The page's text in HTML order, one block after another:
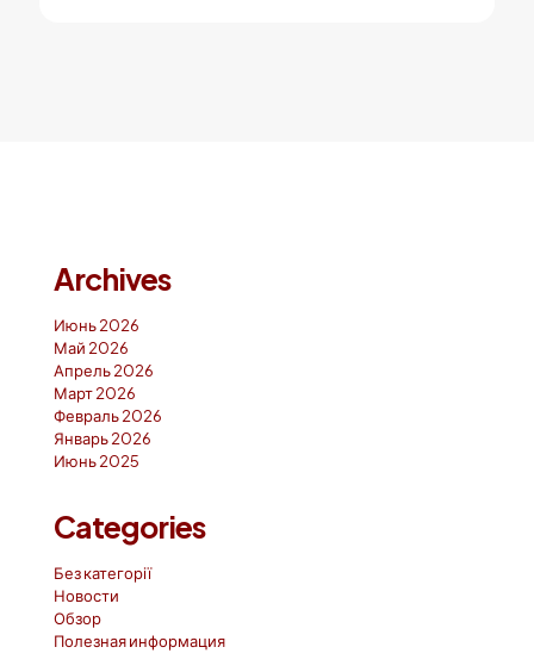
Archives
Июнь 2026
Май 2026
Апрель 2026
Март 2026
Февраль 2026
Январь 2026
Июнь 2025
Categories
Без категорії
Новости
Обзор
Полезная информация